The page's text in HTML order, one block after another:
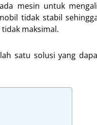
mesin untuk
tidak stabil
maksimal.
satu solusi yang